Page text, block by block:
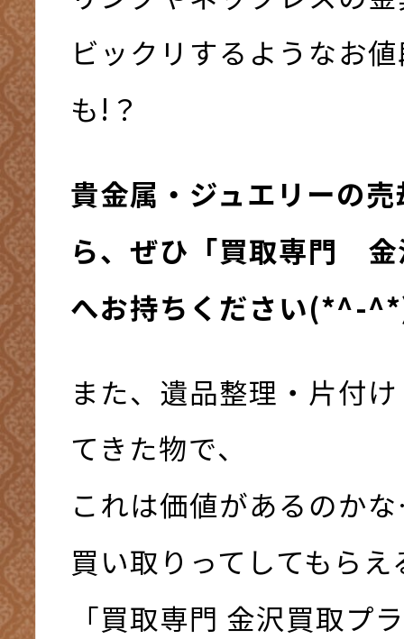
ビックリするようなお
も!？
貴金属・ジュエリーの
ら、ぜひ「買取専門 金
へお持ちください(*^-
また、遺品整理・片付
てきた物で、
これは価値があるのか
買い取りってしてもら
「買取専門 金沢買取プ